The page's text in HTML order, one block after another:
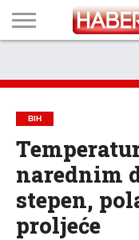
TECH
PROGRAM
PROGNOZA
PUTEVIMA
LISTA
NAMA
BIH
narednim
stepen,
proljeće